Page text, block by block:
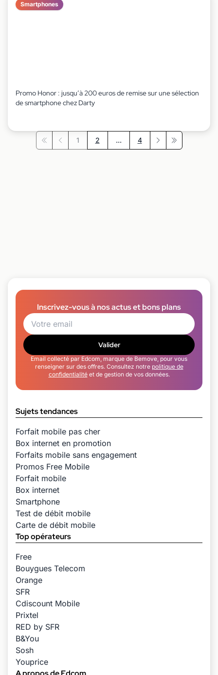
Smartphones
Promo Honor : jusqu’à 200 euros de remise sur une sélection
de smartphone chez Darty
Première page
Précédent
1 2 ... 4 SuivantDernière page
Inscrivez-vous à nos actus et bons plans
Valider
Email collecté par Edcom, marque de Bemove, pour vous
renseigner sur des offres. Consultez notre politique de
confidentialitéet de gestion de vos données.
Sujets tendances
Forfait mobile pas cher
Box internet en promotion
Forfaits mobile sans engagement
Promos Free Mobile
Forfait mobile
Box internet
Smartphone
Test de débit mobile
Carte de débit mobile
Top opérateurs
Free
Bouygues Telecom
Orange
SFR
Cdiscount Mobile
Prixtel
RED by SFR
B&You
Sosh
Youprice